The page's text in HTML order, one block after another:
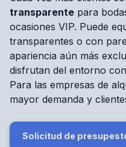
transparente para
ocasiones VIP. Puede
transparentes o con
apariencia aún más
disfrutan del entorno
Para las empresas de
mayor demanda y
Solicitud de